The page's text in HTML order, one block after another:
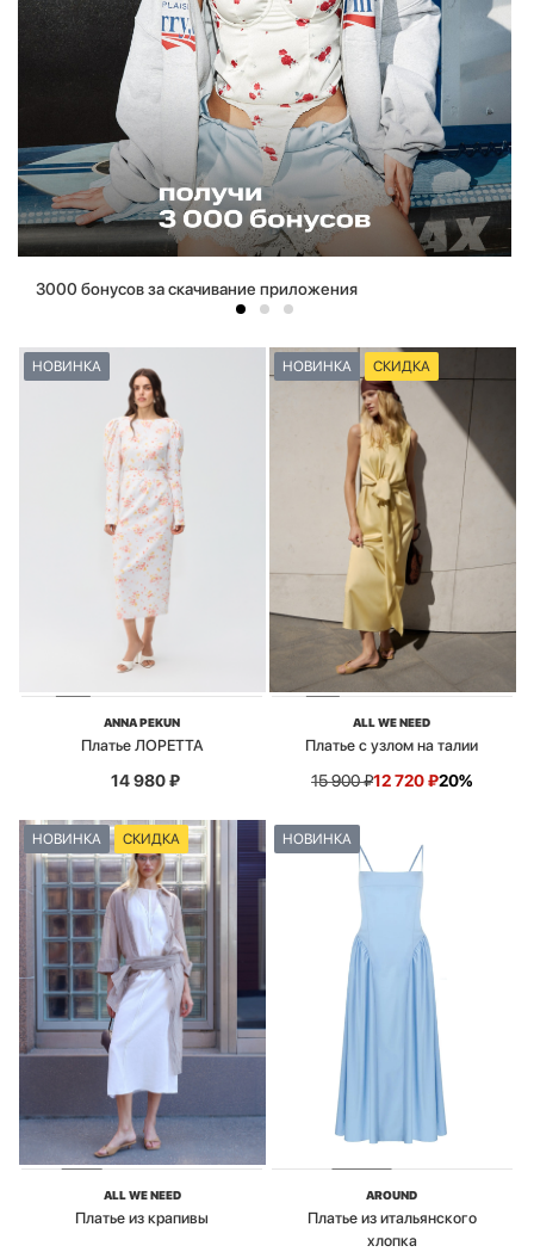
3000 бонусов за скачивание приложения
НОВИНКА
ANNA PEKUN
Платье ЛОРЕТТА
14 980₽
НОВИНКА СКИДКА
ALL WE NEED
Платье с узлом на талии
15 900₽12 720₽20%
НОВИНКА СКИДКА
ALL WE NEED
Платье из крапивы
НОВИНКА
AROUND
Платье из итальянского
хлопка